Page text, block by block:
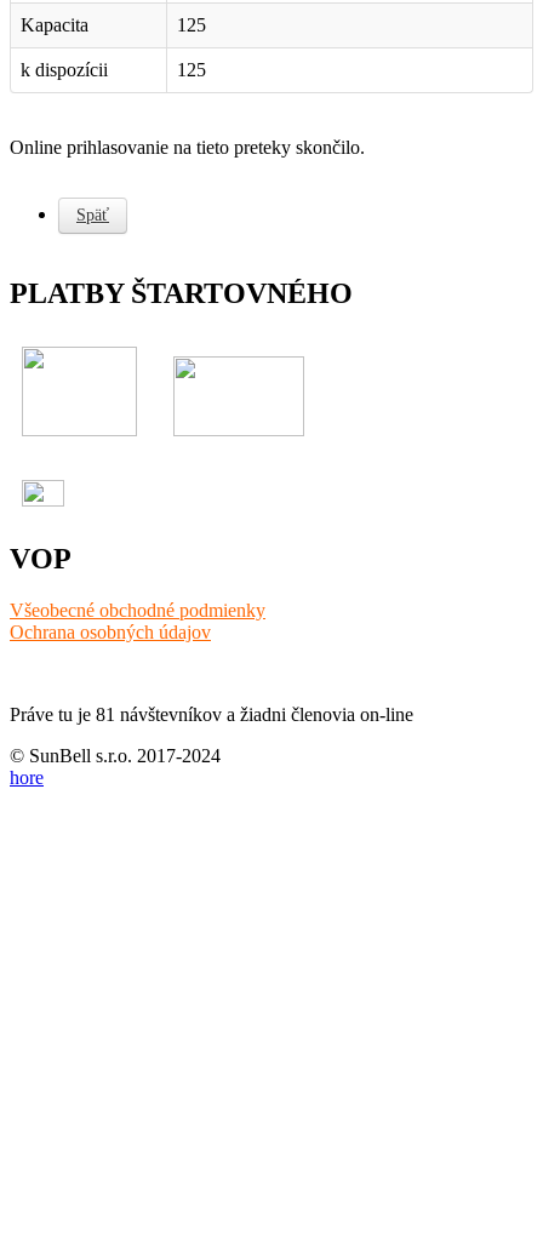
Kapacita 125
k dispozícii 125
Online prihlasovanie na tieto preteky skončilo.
Späť
PLATBY ŠTARTOVNÉHO
VOP
Všeobecné obchodné podmienky
Ochrana osobných údajov
Práve tu je 81 návštevníkov a žiadni členovia on-line
© SunBell s.r.o. 2017-2024
hore